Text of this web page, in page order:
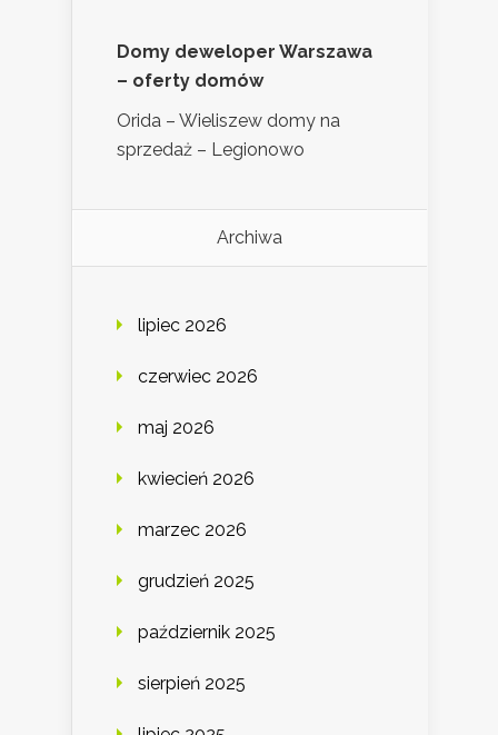
Domy deweloper Warszawa
– oferty domów
Orida – Wieliszew domy na
sprzedaż – Legionowo
Archiwa
lipiec 2026
czerwiec 2026
maj 2026
kwiecień 2026
marzec 2026
grudzień 2025
październik 2025
sierpień 2025